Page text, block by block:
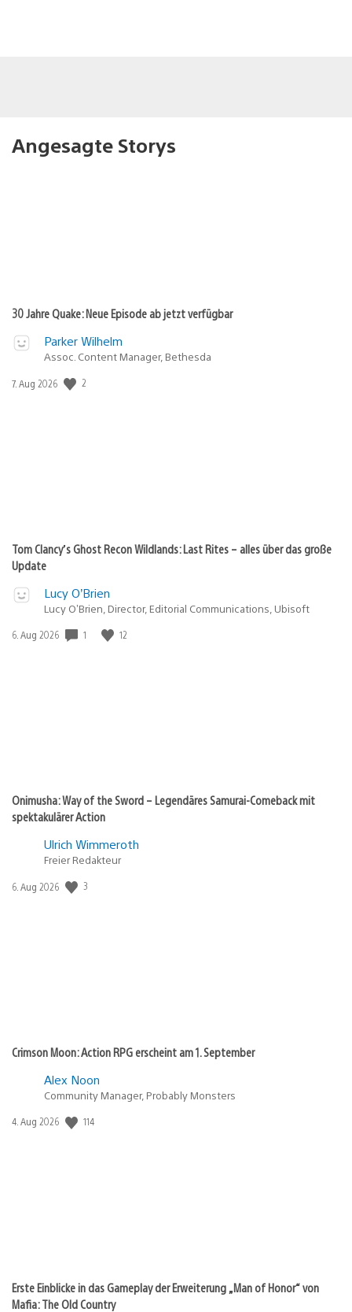
Angesagte Storys
30 Jahre Quake: Neue Episode ab jetzt verfügbar
Parker Wilhelm
Assoc. Content Manager, Bethesda
Veröffentlichungsdatum:
7. Aug 2026 2
Tom Clancy’s Ghost Recon Wildlands: Last Rites – alles über das große
Update
Lucy O’Brien
Lucy O’Brien, Director, Editorial Communications, Ubisoft
Veröffentlichungsdatum:
6. Aug 2026 1 12
Onimusha: Way of the Sword – Legendäres Samurai-Comeback mit
spektakulärer Action
Ulrich Wimmeroth
Freier Redakteur
Veröffentlichungsdatum:
6. Aug 2026 3
Crimson Moon: Action RPG erscheint am 1. September
Alex Noon
Community Manager, Probably Monsters
Veröffentlichungsdatum:
4. Aug 2026 114
Erste Einblicke in das Gameplay der Erweiterung „Man of Honor“ von
Mafia: The Old Country